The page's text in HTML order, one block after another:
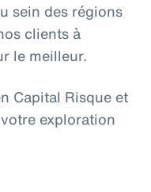
sein des régions
clients à
le meilleur.
Capital Risque et
exploration